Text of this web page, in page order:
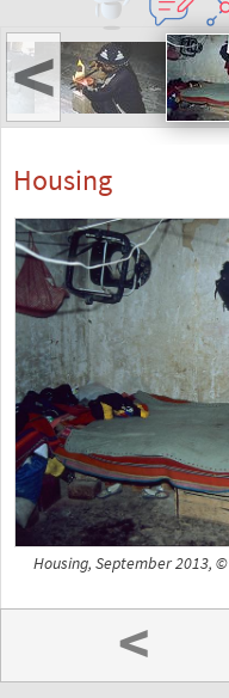
<
Housing
Housing, September 2013, ©
<